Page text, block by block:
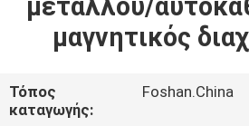
ΠΕΡΊΠΟΥ
ΕΜΕΊΣ
μαγνητικός
Τόπος
καταγωγής:
Foshan.China